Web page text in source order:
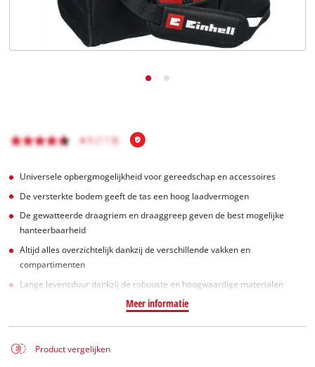
Universele opbergmogelijkheid voor gereedschap en accessoires
De versterkte bodem geeft de tas een hoog laadvermogen
De gewatteerde draagriem en draaggreep geven de best mogelijke
hanteerbaarheid
Altijd alles overzichtelijk dankzij de verschillende vakken en
compartimenten
Lange levensduur dankzij de robuuste en hoogwaardige materialen
Meer informatie
Product vergelijken